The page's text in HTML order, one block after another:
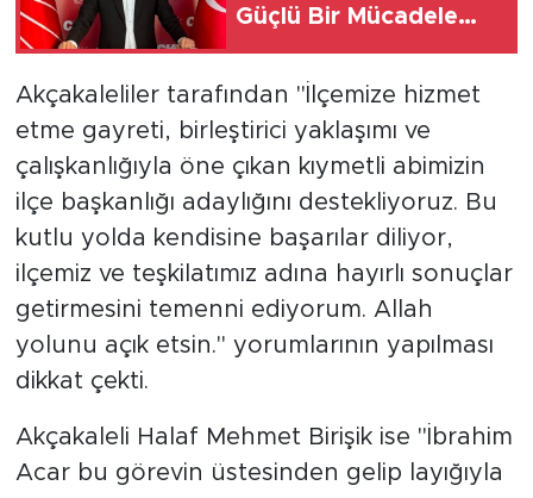
Güçlü Bir Mücadele
Akçakaleliler tarafından "İlçemize hizmet
etme gayreti, birleştirici yaklaşımı ve
çalışkanlığıyla öne çıkan kıymetli abimizin
ilçe başkanlığı adaylığını destekliyoruz. Bu
kutlu yolda kendisine başarılar diliyor,
ilçemiz ve teşkilatımız adına hayırlı sonuçlar
getirmesini temenni ediyorum. Allah
yolunu açık etsin." yorumlarının yapılması
dikkat çekti.
Akçakaleli Halaf Mehmet Birişik ise "İbrahim
Acar bu görevin üstesinden gelip layığıyla